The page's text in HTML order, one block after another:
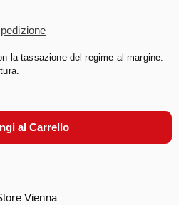
la tassazione del regime al margine.
al Carrello
Vienna